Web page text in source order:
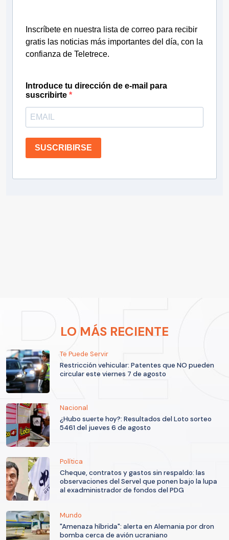
Inscríbete en nuestra lista de correo para recibir
gratis las noticias más importantes del día, con la
confianza de Teletrece.
Introduce tu dirección de e-mail para
suscribirte
SUSCRIBIRSE
LO MÁS RECIENTE
Te Puede Servir
Restricción vehicular: Patentes que NO pueden
circular este viernes 7 de agosto
Nacional
¿Hubo suerte hoy?: Resultados del Loto sorteo
5461 del jueves 6 de agosto
Política
Cheque, contratos y gastos sin respaldo: las
observaciones del Servel que ponen bajo la lupa
al exadministrador de fondos del PDG
Mundo
"Amenaza híbrida": alerta en Alemania por dron
bomba cerca de avión ucraniano